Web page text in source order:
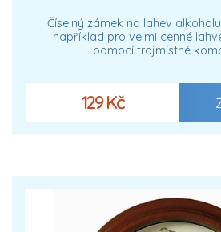
Číselný zámek na lahev
například pro velmi cenné
pomocí trojmístné
129 Kč